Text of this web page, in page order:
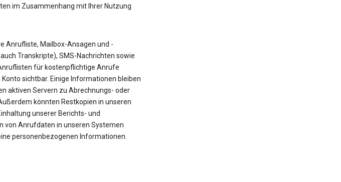
im Zusammenhang mit Ihrer Nutzung
Anrufliste, Mailbox-Ansagen und -
Transkripte), SMS-Nachrichten sowie
für kostenpflichtige Anrufe
sichtbar. Einige Informationen bleiben
aktiven Servern zu Abrechnungs- oder
könnten Restkopien in unseren
unserer Berichts- und
von Anrufdaten in unseren Systemen
personenbezogenen Informationen.